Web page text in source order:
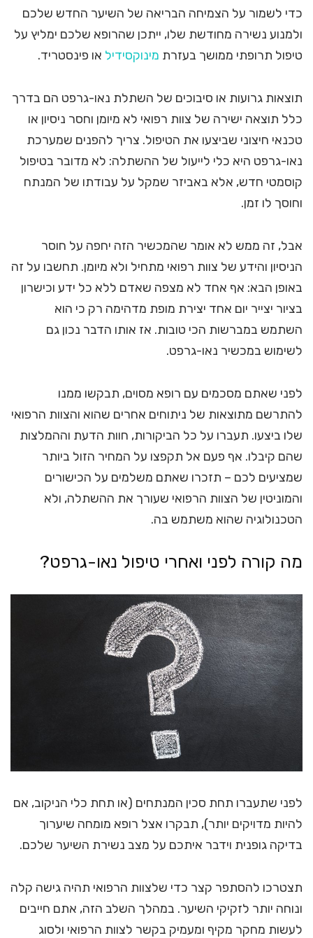
כדי לשמור על הצמיחה הבריאה של השיער החדש שלכם
ולמנוע נשירה מחודשת שלו, ייתכן שהרופא שלכם ימליץ על
טיפול תרופתי ממושך בעזרת מינוקסידיל או פינסטריד.
תוצאות גרועות או סיבוכים של השתלת נאו-גרפט הם בדרך
כלל תוצאה ישירה של צוות רפואי לא מיומן וחסר ניסיון או
טכנאי חיצוני שביצעו את הטיפול. צריך להפנים שמערכת
נאו-גרפט היא כלי לייעול של ההשתלה: לא מדובר בטיפול
קוסמטי חדש, אלא באביזר שמקל על עבודתו של המנתח
וחוסך לו זמן.
אבל, זה ממש לא אומר שהמכשיר הזה יחפה על חוסר
הניסיון והידע של צוות רפואי מתחיל ולא מיומן. תחשבו על זה
באופן הבא: אף אחד לא מצפה שאדם ללא כל ידע וכישרון
בציור יצייר יום אחד יצירת מופת מדהימה רק כי הוא
השתמש במברשות הכי טובות. אז אותו הדבר נכון גם
לשימוש במכשיר נאו-גרפט.
לפני שאתם מסכמים עם רופא מסוים, תבקשו ממנו
להתרשם מתוצאות של ניתוחים אחרים שהוא והצוות הרפואי
שלו ביצעו. תעברו על כל הביקורות, חוות הדעת וההמלצות
שהם קיבלו. אף פעם אל תקפצו על המחיר הזול ביותר
שמציעים לכם – תזכרו שאתם משלמים על הכישורים
והמוניטין של הצוות הרפואי שעורך את ההשתלה, ולא
הטכנולוגיה שהוא משתמש בה.
מה קורה לפני ואחרי טיפול נאו-גרפט?
לפני שתעברו תחת סכין המנתחים (או תחת כלי הניקוב, אם
להיות מדויקים יותר), תבקרו אצל רופא מומחה שיערוך
בדיקה גופנית וידבר איתכם על מצב נשירת השיער שלכם.
תצטרכו להסתפר קצר כדי שלצוות הרפואי תהיה גישה קלה
ונוחה יותר לזקיקי השיער. במהלך השלב הזה, אתם חייבים
לעשות מחקר מקיף ומעמיק בקשר לצוות הרפואי ולסוג